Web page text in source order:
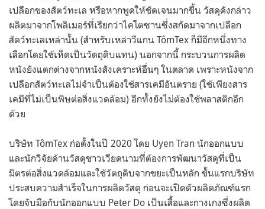
เปลือกของสัตว์ทะเล หรือหากพูดให้ชัดเจนมากขึ้น วัสดุดังกล่าว
ผลิตมาจากโพลิเมอร์ที่เรียกว่าไคโตซานซึ่งสกัดมาจากเปลือก
สัตว์ทะเลเหล่านั้น (สำหรับเหล่าวีแกน TômTex ก็มีอีกหนึ่งทาง
เลือกโดยใช้เห็ดเป็นวัตถุดิบแทน) นอกจากนี้ กระบวนการผลิต
หนังยังแตกต่างจากหนังสังเคราะห์อื่นๆ ในตลาด เพราะหนังจาก
เปลือกสัตว์ทะเลไม่จำเป็นต้องใช้สารเคมีอันตราย (ใช้เพียงสาร
เคมีที่ไม่เป็นพิษต่อสิ่งแวดล้อม) อีกทั้งยังไม่ต้องใช้พลาสติกอีก
ด้วย
บริษัท TômTex ก่อตั้งในปี 2020 โดย Uyen Tran นักออกแบบ
และนักวิจัยด้านวัสดุชาวเวียดนามที่ต้องการพัฒนาวัสดุที่เป็น
มิตรต่อสิ่งแวดล้อมและใช้วัตถุดิบจากขยะเป็นหลัก ขั้นแรกบริษัท
ประสบความสำเร็จในการผลิตวัสดุ ก่อนจะเปิดตัวผลิตภัณฑ์แรก
โดยจับมือกับนักออกแบบ Peter Do เป็นเสื้อและกางเกงซึ่งผลิต